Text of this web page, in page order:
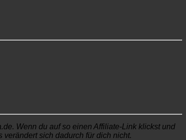
Wenn du auf so einen Affiliate-Link klickst und
sich dadurch für dich nicht.